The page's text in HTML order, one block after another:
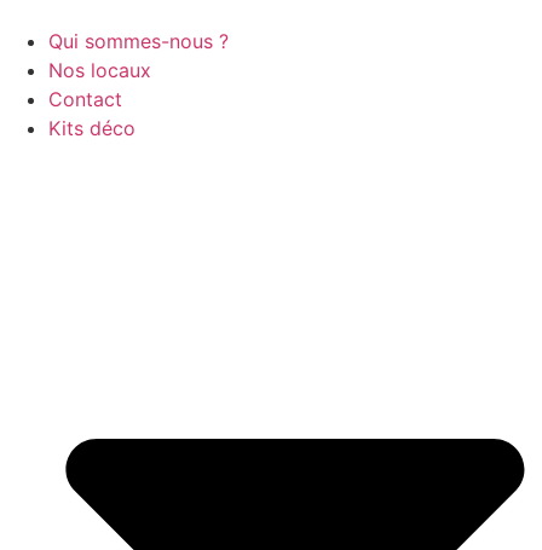
Qui sommes-nous ?
Nos locaux
Contact
Kits déco